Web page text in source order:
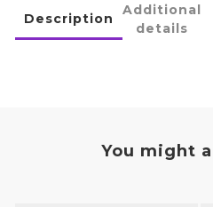
Description
Additional
details
You might